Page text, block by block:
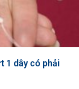
1 dây có phải